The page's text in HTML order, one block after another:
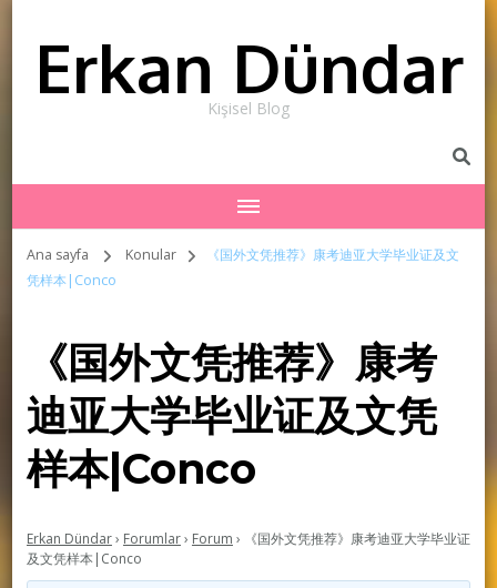
Erkan Dündar
Kişisel Blog
Ana sayfa Konular
《国外文凭推荐》康考迪亚大学毕业证及文
凭样本|Conco
《国外文凭推荐》康考
迪亚大学毕业证及文凭
样本|Conco
Erkan Dündar› Forumlar› Forum ›
《国外文凭推荐》康考迪亚大学毕业证
及文凭样本|Conco